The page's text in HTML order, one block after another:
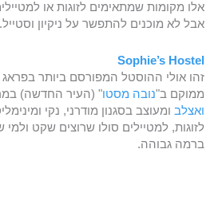
אלו מקומות שמתאימים לזוגות או
אבל לא מוכנים להתפשר על ניקיון וסטייל.
Sophie’s Hostel
זהו אולי ההוסטל המפורסם ביותר בפראג
ממוקם ב"נובה מסטו" (העיר החדשה)
ואצלב ומעוצב בסגנון מודרני, נקי
לזוגות, למטיילים סולו שרוצים שקט
ברמה גבוהה.